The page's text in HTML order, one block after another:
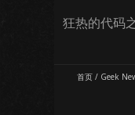
狂热的代码
首页 / Geek